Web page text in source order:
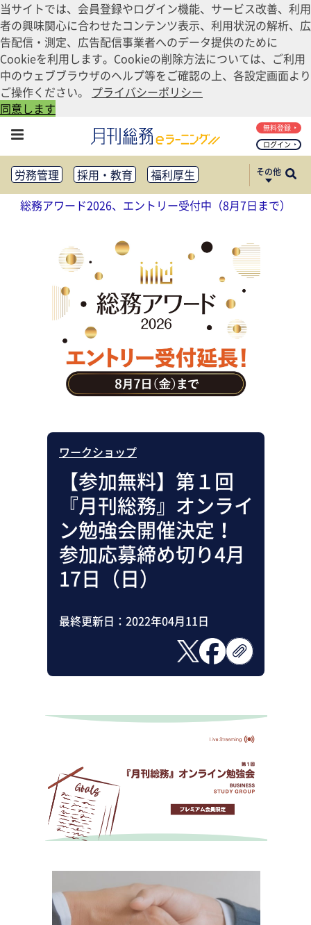
当サイトでは、会員登録やログイン機能、サービス改善、利用
者の興味関心に合わせたコンテンツ表示、利用状況の解析、広
告配信・測定、広告配信事業者へのデータ提供のために
Cookieを利用します。Cookieの削除方法については、ご利用
中のウェブブラウザのヘルプ等をご確認の上、各設定画面より
ご操作ください。 プライバシーポリシー
同意します
ログイン
無料登録
労務管理 採用・教育
福利厚生
健康経営
働き方改革
法務・コンプライアンス
リスクマネジメント・BCP
社外・社内広報
社外・社内コミュニケーション活性化
FM・オフィス移転
CSR・SDGs
テクノロジー活用・DX
助成金・補助金・コスト削減
アウトソーシング・BPO
調査・レポート
その他
総務アワード2026、エントリー受付中（8月7日まで）
ワークショップ
【参加無料】第１回
『月刊総務』オンライ
ン勉強会開催決定！
参加応募締め切り4月
17日（日）
最終更新日： 2022年04月11日